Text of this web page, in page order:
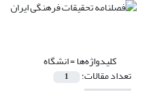
کلیدواژه‌ها =انشگاه
تعداد مقالات: 1